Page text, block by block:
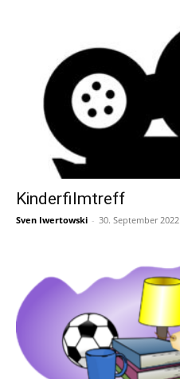
Kinderfilmtreff
Sven Iwertowski - 30. September 2022